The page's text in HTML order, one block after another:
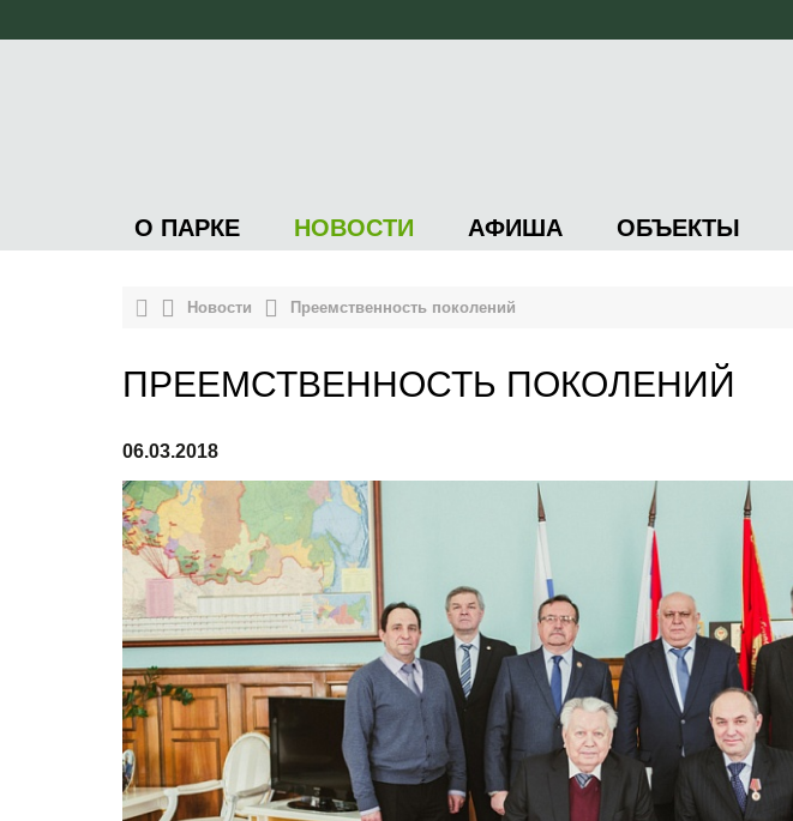
О ПАРКЕ НОВОСТИ АФИША ОБЪЕКТЫ
Новости Преемственность поколений
ПРЕЕМСТВЕННОСТЬ ПОКОЛЕНИЙ
06.03.2018